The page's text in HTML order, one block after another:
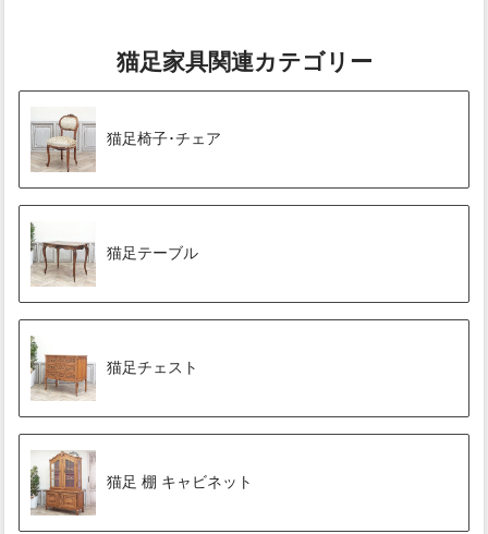
猫足家具関連カテゴリー
猫足椅子･チェア
猫足テーブル
猫足チェスト
猫足 棚 キャビネット